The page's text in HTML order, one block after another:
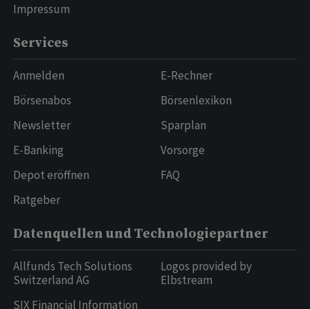
Impressum
Services
Anmelden
Börsenabos
Newsletter
E-Banking
Depot eröffnen
Ratgeber
E-Rechner
Börsenlexikon
Sparplan
Vorsorge
FAQ
Datenquellen und Technologiepartner
Allfunds Tech Solutions
Switzerland AG
SIX Financial Information
Logos provided by
Elbstream